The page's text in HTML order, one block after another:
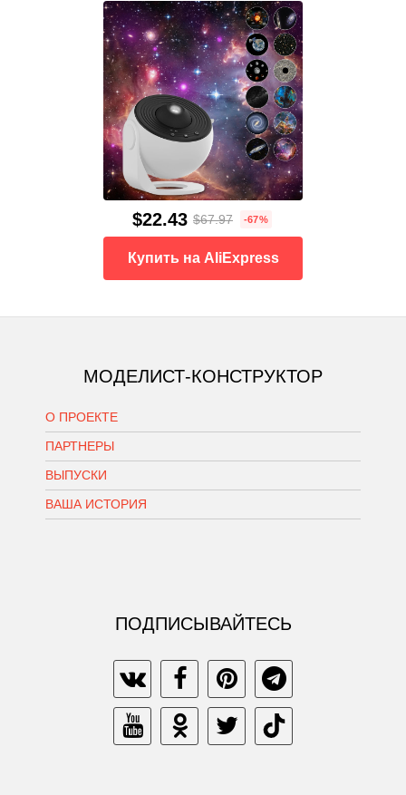
$22.43 $67.97 -67%
Купить на AliExpress
МОДЕЛИСТ-КОНСТРУКТОР
О ПРОЕКТЕ
ПАРТНЕРЫ
ВЫПУСКИ
ВАША ИСТОРИЯ
ПОДПИСЫВАЙТЕСЬ